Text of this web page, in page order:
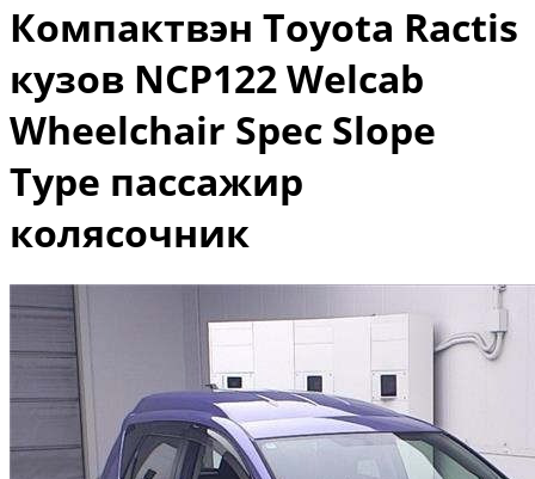
Компактвэн Toyota Ractis
кузов NCP122 Welcab
Wheelchair Spec Slope
Type пассажир
колясочник